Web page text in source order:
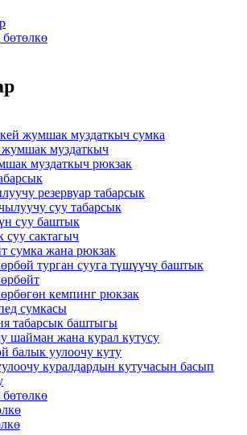
жумшак муздаткыч сумка
муздаткыч
муздаткыч рюкзак
резервуар табарсык
суу табарсык
суу баштык
сактагыч
сумка жана рюкзак
турган сууга түшүүчү баштык
кемпинг рюкзак
сумкасы
табарсык баштыгы
шайман жана курал кутусу
балык уулоочу куту
куралдардын кутучасын басып